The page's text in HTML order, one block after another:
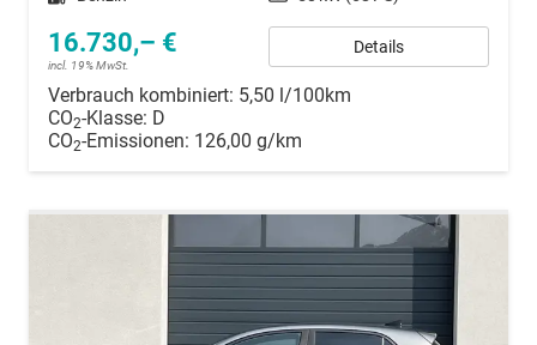
16.730,– €
incl. 19% MwSt.
Details
Verbrauch kombiniert: 5,50 l/100km
CO2-Klasse: D
CO2-Emissionen: 126,00 g/km